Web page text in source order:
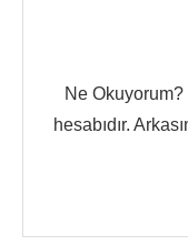
Ne Okuyorum?
hesabıdır.